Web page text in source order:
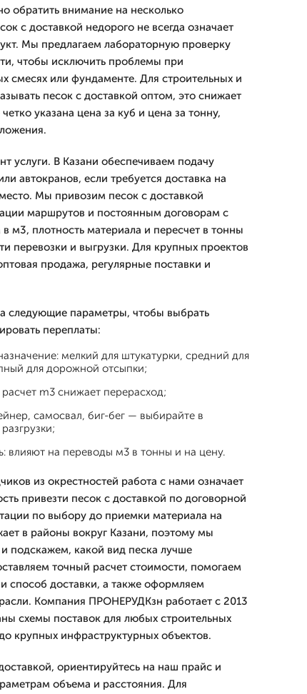
обратить внимание на несколько
с доставкой недорого не всегда означает
Мы предлагаем лабораторную проверку
чтобы исключить проблемы при
смесях или фундаменте. Для строительных и
песок с доставкой оптом, это снижает
указана цена за куб и цена за тонну,
услуги. В Казани обеспечиваем подачу
автокранов, если требуется доставка на
Мы привозим песок с доставкой
маршрутов и постоянным договорам с
м3, плотность материала и пересчет в тонны
перевозки и выгрузки. Для крупных проектов
продажа, регулярные поставки и
следующие параметры, чтобы выбрать
переплаты:
мелкий для штукатурки, средний для
для дорожной отсыпки;
m3 снижает перерасход;
самосвал, биг-бег — выбирайте в
влияют на переводы м3 в тонны и на цену.
из окрестностей работа с нами означает
привезти песок с доставкой по договорной
по выбору до приемки материала на
в районы вокруг Казани, поэтому мы
подскажем, какой вид песка лучше
точный расчет стоимости, помогаем
способ доставки, а также оформляем
Компания ПРОНЕРУДКзн работает с 2013
схемы поставок для любых строительных
крупных инфраструктурных объектов.
ориентируйтесь на наш прайс и
объема и расстояния. Для